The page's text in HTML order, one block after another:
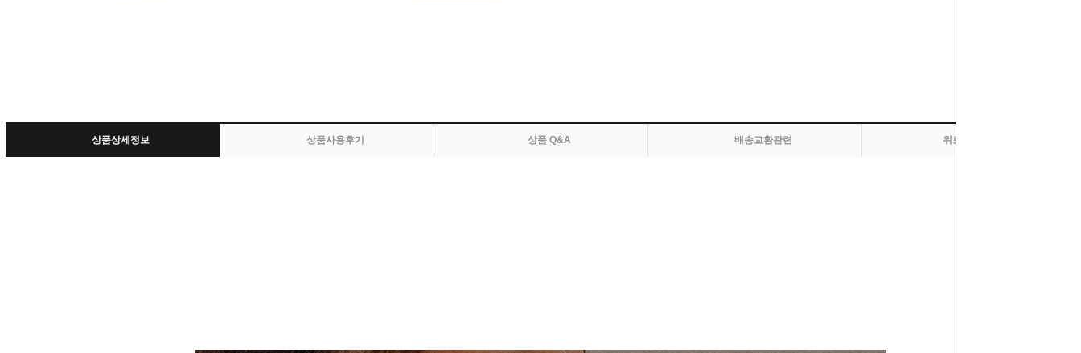
상품상세정보 상품사용후기 상품 Q&A 배송교환관련 위로 올라가기